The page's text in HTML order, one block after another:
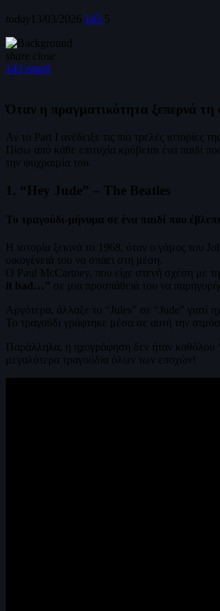
today 13/03/2026 143 5
share close
143 email
Όταν η πραγματικότητα ξεπερνά τη
Αν το Part I ανέδειξε τις πιο τρελές
Πίσω από κάθε επιτυχία κρύβεται ένα παιδί
την ψυχραιμία του.
1. “Hey Jude” – The Beatles
Το τραγούδι-μήνυμα σε ένα παιδί που
Η ιστορία ξεκινά το 1968, όταν ο γάμος του
οικογένειά του να σπάει στη μέση.
Ο Paul McCartney, που είχε στενή σχέση με
it bad…” σε μια προσπάθειά του να
Αργότερα, άλλαξε το “Jules” σε “Jude” γιατί
Το τραγούδι γράφτηκε μέσα σε αυτή την
Παράλληλα, η ηχογράφηση δεν ήταν καθόλου
μεγαλύτερα τραγούδια όλων των εποχών!